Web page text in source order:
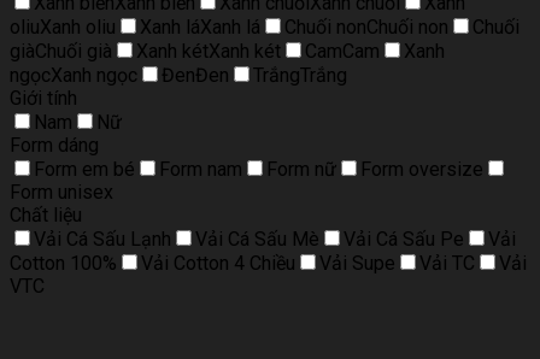
oliuXanh oliu Xanh láXanh lá Chuối nonChuối non
Chuối
giàChuối già Xanh kétXanh két CamCam
Xanh
ngọcXanh ngọc ĐenĐen TrắngTrắng
Giới tính
Nam
Nữ
Form dáng
Form em bé
Form nam Form nữ
Form oversize
Form unisex
Chất liệu
Vải Cá Sấu Lạnh
Vải Cá Sấu Mè Vải Cá Sấu Pe
Vải
Cotton 100%
Vải Cotton 4 Chiều Vải Supe Vải TC
Vải
VTC